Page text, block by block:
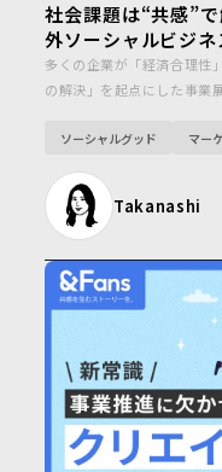
社会課題は“共感”
外ソーシャルビジ
多くの企業が「経済合理性
の解決」を起点にした事業
ら、異国の地で持続可能な
ソーシャルグッド マー
Takanashi